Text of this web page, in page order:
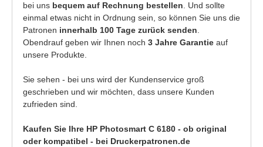
bei uns bequem auf Rechnung bestellen . Und sollte
einmal etwas nicht in Ordnung sein, so können Sie uns die
Patronen innerhalb 100 Tage zurück senden
Obendrauf geben wir Ihnen noch 3 Jahre Garantie auf
unsere Produkte.
Sie sehen - bei uns wird der Kundenservice groß
geschrieben und wir möchten, dass unsere Kunden
zufrieden sind.
Kaufen Sie Ihre HP Photosmart C 6180 - ob original
oder kompatibel - bei Druckerpatronen.de